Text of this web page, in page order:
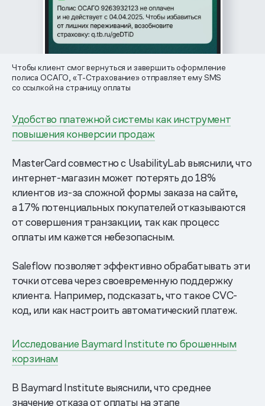
Чтобы клиент смог вернуться и завершить оформление
полиса ОСАГО, «Т-Страхование» отправляет ему SMS
со ссылкой на страницу оплаты
Удобство платежной системы как инструмент
повышения конверсии продаж
MasterCard совместно с UsabilityLab выяснили, что
интернет-магазин может потерять до 18%
клиентов из-за сложной формы заказа на сайте,
а 17% потенциальных покупателей отказываются
от совершения транзакции, так как процесс
оплаты им кажется небезопасным.
Saleflow позволяет эффективно обрабатывать эти
точки отсева через своевременную поддержку
клиента. Например, подсказать, что такое CVC-
код, или как настроить автоматический платеж.
Исследование Baymard Institute по брошенным
корзинам
В Baymard Institute выяснили, что среднее
значение отказа от оплаты на этапе